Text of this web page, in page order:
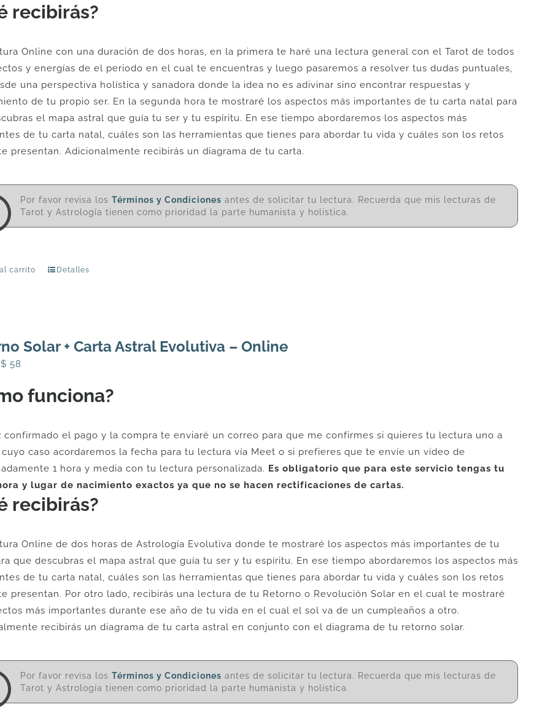
recibirás?
Online con una duración de dos horas, en la primera te haré una lectura general con el Tarot de todos
y energías de el periodo en el cual te encuentras y luego pasaremos a resolver tus dudas puntuales,
una perspectiva holística y sanadora donde la idea no es adivinar sino encontrar respuestas y
de tu propio ser. En la segunda hora te mostraré los aspectos más importantes de tu carta natal para
el mapa astral que guía tu ser y tu espíritu. En ese tiempo abordaremos los aspectos más
de tu carta natal, cuáles son las herramientas que tienes para abordar tu vida y cuáles son los retos
presentan. Adicionalmente recibirás un diagrama de tu carta.
Por favor revisa los Términos y Condiciones antes de solicitar tu lectura. Recuerda que mis lecturas de
Tarot y Astrología tienen como prioridad la parte humanista y holística.
carrito Detalles
Solar + Carta Astral Evolutiva – Online
58
actual
U$
funciona?
confirmado el pago y la compra te enviaré un correo para que me confirmes si quieres tu lectura uno a
cuyo caso acordaremos la fecha para tu lectura vía Meet o si prefieres que te envíe un video de
1 hora y media con tu lectura personalizada. Es obligatorio que para este servicio tengas tu
y lugar de nacimiento exactos ya que no se hacen rectificaciones de cartas.
recibirás?
Online de dos horas de Astrología Evolutiva donde te mostraré los aspectos más importantes de tu
que descubras el mapa astral que guía tu ser y tu espíritu. En ese tiempo abordaremos los aspectos más
de tu carta natal, cuáles son las herramientas que tienes para abordar tu vida y cuáles son los retos
presentan. Por otro lado, recibirás una lectura de tu Retorno o Revolución Solar en el cual te mostraré
más importantes durante ese año de tu vida en el cual el sol va de un cumpleaños a otro.
recibirás un diagrama de tu carta astral en conjunto con el diagrama de tu retorno solar.
Por favor revisa los Términos y Condiciones antes de solicitar tu lectura. Recuerda que mis lecturas de
Tarot y Astrología tienen como prioridad la parte humanista y holística.